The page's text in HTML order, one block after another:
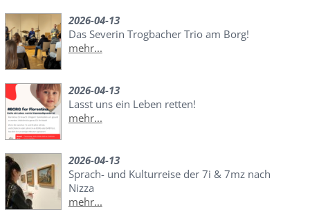
2026-04-13
Das Severin Trogbacher Trio am Borg!
mehr...
2026-04-13
Lasst uns ein Leben retten!
mehr...
2026-04-13
Sprach- und Kulturreise der 7i & 7mz nach
Nizza
mehr...